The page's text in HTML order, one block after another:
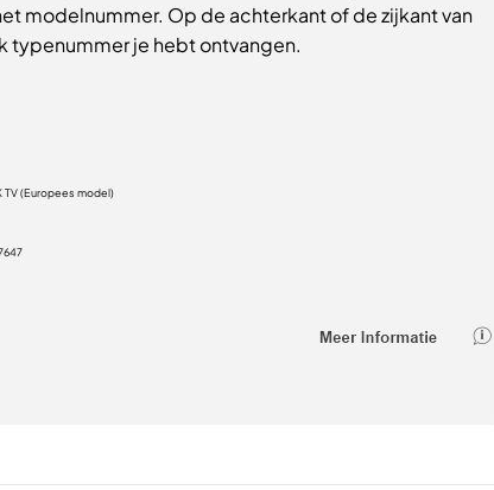
modelnummer. Op de achterkant of de zijkant van
typenummer je hebt ontvangen.
(Europees model)